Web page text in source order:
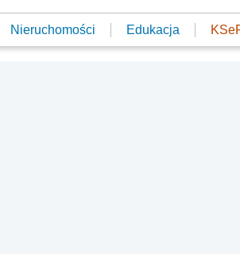
Nieruchomości Edukacja